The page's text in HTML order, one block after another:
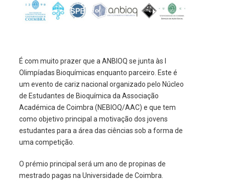
É com muito prazer que a ANBIOQ se junta às I
Olimpíadas Bioquímicas enquanto parceiro. Este é
um evento de cariz nacional organizado pelo Núcleo
de Estudantes de Bioquímica da Associação
Académica de Coimbra (NEBIOQ/AAC) e que tem
como objetivo principal a motivação dos jovens
estudantes para a área das ciências sob a forma de
uma competição.
O prémio principal será um ano de propinas de
mestrado pagas na Universidade de Coimbra.